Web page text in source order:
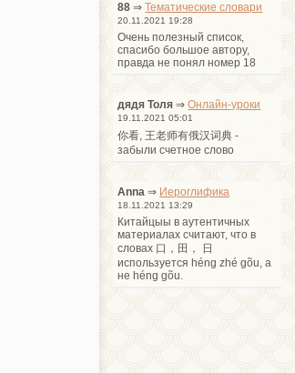
88 ⇒Тематические словари
20.11.2021 19:28
Очень полезный список,
спасибо большое автору,
правда не понял номер 18
дядя Толя ⇒Онлайн-уроки
19.11.2021 05:01
你看, 王老师有俄汉词典 -
забыли счетное слово
Anna ⇒ Иероглифика
18.11.2021 13:29
Китайцыы в аутентичных
материалах считают, что в
словах 口，田， 日
используется héng zhé gõu, а
не héng gõu.